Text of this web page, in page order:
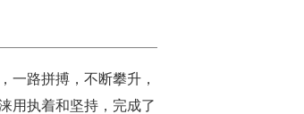
一路拼搏，不断攀升，
用执着和坚持，完成了